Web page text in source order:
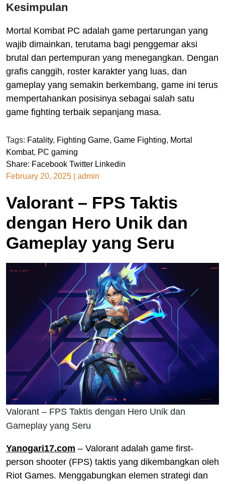
Kesimpulan
Mortal Kombat PC adalah game pertarungan yang
wajib dimainkan, terutama bagi penggemar aksi
brutal dan pertempuran yang menegangkan. Dengan
grafis canggih, roster karakter yang luas, dan
gameplay yang semakin berkembang, game ini terus
mempertahankan posisinya sebagai salah satu
game fighting terbaik sepanjang masa.
Tags: Fatality, Fighting Game, Game Fighting, Mortal
Kombat, PC gaming
Share: Facebook Twitter Linkedin
February 20, 2025
admin
Valorant – FPS Taktis
dengan Hero Unik dan
Gameplay yang Seru
Valorant – FPS Taktis dengan Hero Unik dan
Gameplay yang Seru
Yanogari17.com – Valorant adalah game first-
person shooter (FPS) taktis yang dikembangkan oleh
Riot Games. Menggabungkan elemen strategi dan